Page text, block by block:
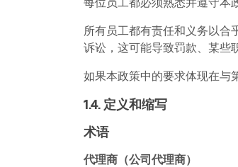
所有员工都有责任和义务以合
诉讼，这可能导致罚款、某些
如果本政策中的要求体现在与
1.4. 定义和缩写
术语
代理商（公司代理商）